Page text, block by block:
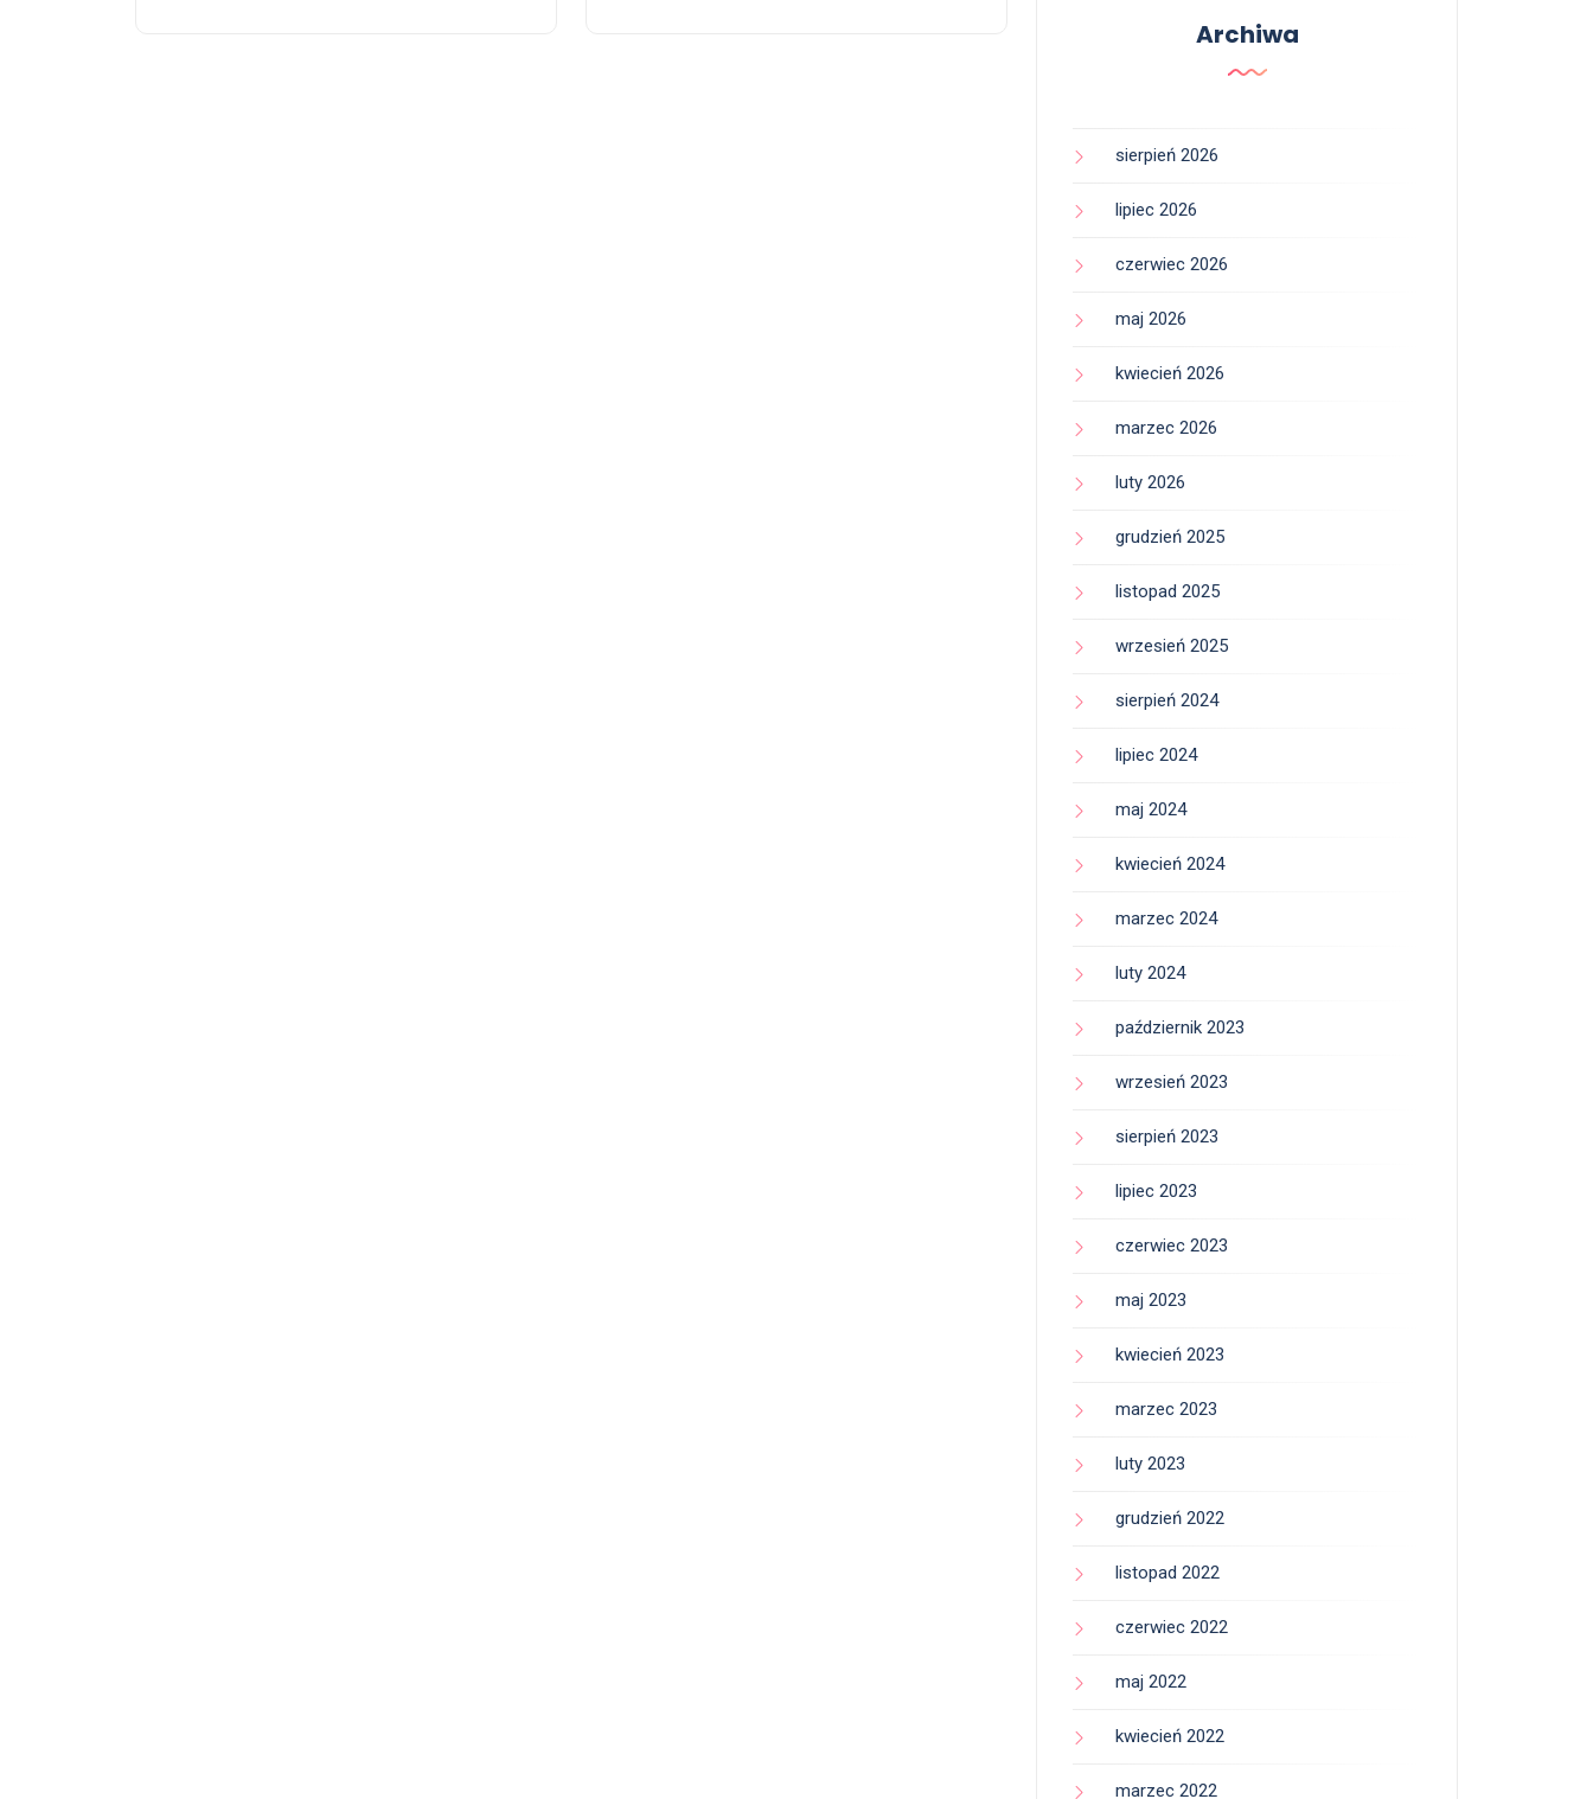
Archiwa
sierpień 2026
lipiec 2026
czerwiec 2026
maj 2026
kwiecień 2026
marzec 2026
luty 2026
grudzień 2025
listopad 2025
wrzesień 2025
sierpień 2024
lipiec 2024
maj 2024
kwiecień 2024
marzec 2024
luty 2024
październik 2023
wrzesień 2023
sierpień 2023
lipiec 2023
czerwiec 2023
maj 2023
kwiecień 2023
marzec 2023
luty 2023
grudzień 2022
listopad 2022
czerwiec 2022
maj 2022
kwiecień 2022
marzec 2022